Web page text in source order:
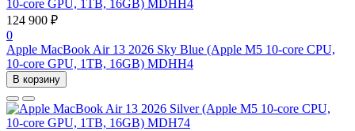
124 900 ₽
0
Apple MacBook Air 13 2026 Sky Blue (Apple M5 10-core CPU,
10-core GPU, 1TB, 16GB) MDHH4
В корзину